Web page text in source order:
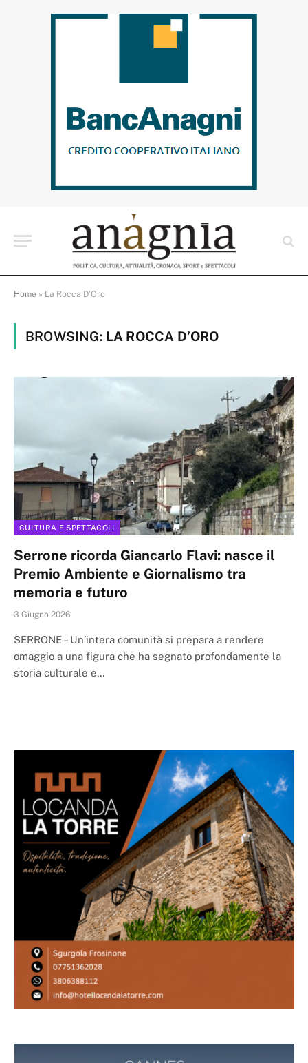
Home » La Rocca D’Oro
BROWSING: LA ROCCA D’ORO
CULTURA E SPETTACOLI
Serrone ricorda Giancarlo Flavi: nasce il
Premio Ambiente e Giornalismo tra
memoria e futuro
3 Giugno 2026
SERRONE – Un’intera comunità si prepara a rendere
omaggio a una figura che ha segnato profondamente la
storia culturale e…